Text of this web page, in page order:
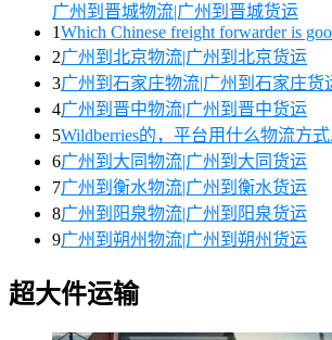
广州到晋城物流|广州到晋城货运
1Which Chinese freight forwarder is
2广州到北京物流|广州到北京货运
3广州到石家庄物流|广州到石家庄货
4广州到晋中物流|广州到晋中货运
5Wildberries的，平台用什么物流方式
6广州到大同物流|广州到大同货运
7广州到衡水物流|广州到衡水货运
8广州到阳泉物流|广州到阳泉货运
9广州到朔州物流|广州到朔州货运
超大件运输